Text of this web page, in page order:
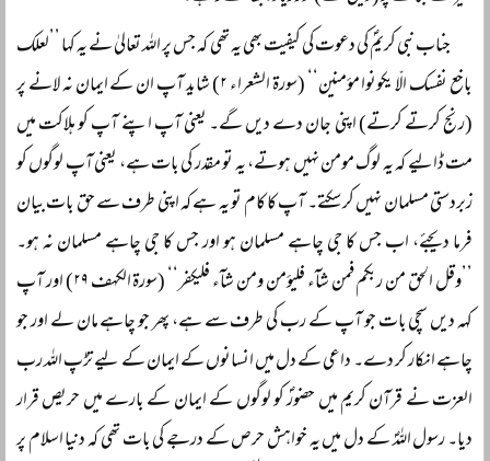
جناب نبی کریمؐ کی دعوت کی کیفیت بھی یہ تھی کہ جس پر اللہ تعالیٰ نے یہ کہا ’’لعلک
باخع نفسک الّا یکونوا مؤمنین‘‘ (سورۃ الشعراء ۲) شاید آپ ان کے ایمان نہ لانے پر
(رنج کرتے کرتے) اپنی جان دے دیں گے۔ یعنی آپ اپنے آپ کو ہلاکت میں
مت ڈالیے کہ یہ لوگ مومن نہیں ہوتے، یہ تو مقدر کی بات ہے، یعنی آپ لوگوں کو
زبردستی مسلمان نہیں کر سکتے۔ آپ کا کام تو یہ ہے کہ اپنی طرف سے حق بات بیان
فرما دیجئے، اب جس کا جی چاہے مسلمان ہو اور جس کا جی چاہے مسلمان نہ ہو۔
’’وقل الحق من ربکم فمن شآء فلیؤمن ومن شآء فلیکفر‘‘ (سورۃ الکہف ۲۹) اور آپ
کہہ دیں سچی بات جو آپ کے رب کی طرف سے ہے، پھر جو چاہے مان لے اور جو
چاہے انکار کر دے۔ داعی کے دل میں انسانوں کے ایمان کے لیے تڑپ اللہ رب
العزت نے قرآن کریم میں حضورؐ کو لوگوں کے ایمان کے بارے میں حریص قرار
دیا۔ رسول اللہؐ کے دل میں یہ خواہش حرص کے درجے کی بات تھی کہ دنیا اسلام پر